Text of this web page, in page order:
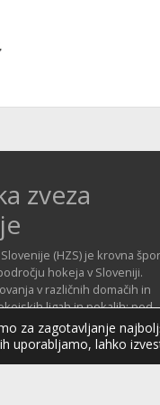
zveza
(HZS) je krovna
hokeja v Sloveniji.
v različnih domačih in
ligah in pokalih; pod
tudi slovenske
za zagotavljanje
uporabljamo, lahko